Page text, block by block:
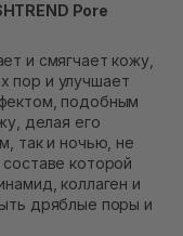
Pore
и смягчает кожу,
пор и улучшает
подобным
делая его
так и ночью, не
которой
коллаген и
дряблые поры и